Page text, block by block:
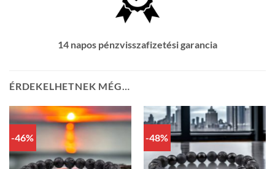
14 napos pénzvisszafizetési garancia
ÉRDEKELHETNEK MÉG…
-46% -48%